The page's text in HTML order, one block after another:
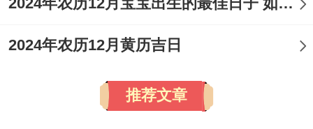
徙。
忌：作灶、安床、开仓、盖屋、动土、安
2024年农历12月宝宝出生的最佳日子 如何挑选适合的吉日
2024年农历12月黄历吉日
推荐文章